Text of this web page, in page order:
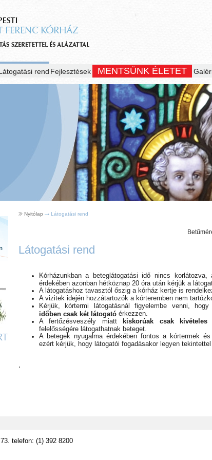
rend Fejlesztések MENTSÜNK ÉLETET
Nyitólap Látogatási rend
Látogatási rend
Kórházunkban a beteglátogatási idő nincs korlátozva,
érdekében azonban hétköznap 20 óra után kérjük a
A látogatáshoz tavasztól őszig a kórház kertje is
A vizitek idején hozzátartozók a kórteremben nem
Kérjük, kórtermi látogatásnál figyelembe venni, hogy
időben csak két látogatóérkezzen.
A fertőzésveszély miatt
kiskorúak csak kivételes
felelősségére látogathatnak beteget.
A betegek nyugalma érdekében fontos a kórtermek
ezért kérjük, hogy látogatói fogadásakor legyen
.
telefon: (1) 392 8200